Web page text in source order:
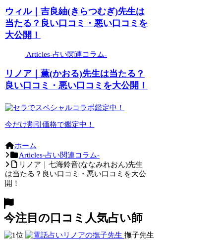
ウィル｜吉良紬(きらつむぎ)先生は
当たる？良い口コミ・悪い口コミを
大公開！
Articles-占い関連コラム-
リノア｜薫(かおる)先生は当たる？
良い口コミ・悪い口コミを大公開！
今だけ割引価格で鑑定中！
ホーム
Articles-占い関連コラム-
リノア｜七海鈴音(ななみれおん)先生
は当たる？良い口コミ・悪い口コミを大公
開！
今注目の口コミ人気占い師
撫子先生